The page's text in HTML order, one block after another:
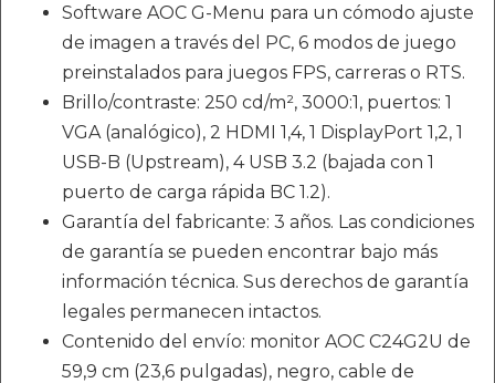
Software AOC G-Menu para un cómodo ajuste
de imagen a través del PC, 6 modos de juego
preinstalados para juegos FPS, carreras o RTS.
Brillo/contraste: 250 cd/m², 3000:1, puertos: 1
VGA (analógico), 2 HDMI 1,4, 1 DisplayPort 1,2, 1
USB-B (Upstream), 4 USB 3.2 (bajada con 1
puerto de carga rápida BC 1.2).
Garantía del fabricante: 3 años. Las condiciones
de garantía se pueden encontrar bajo más
información técnica. Sus derechos de garantía
legales permanecen intactos.
Contenido del envío: monitor AOC C24G2U de
59,9 cm (23,6 pulgadas), negro, cable de